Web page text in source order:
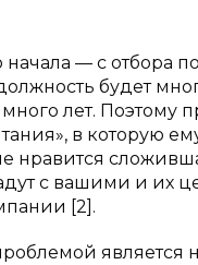
начала — с отбора
будет
лет. Поэтому
в которую
нравится
с вашими и их
[2].
является